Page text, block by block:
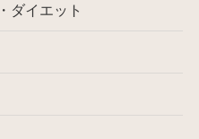
ダイエット